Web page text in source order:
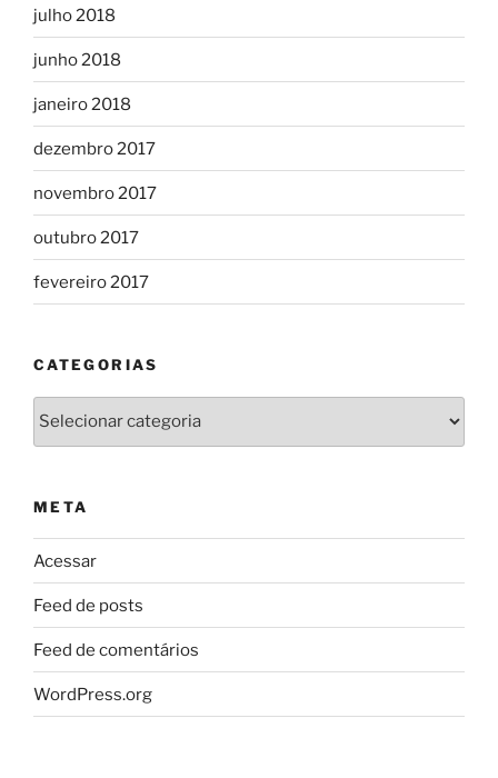
julho 2018
junho 2018
janeiro 2018
dezembro 2017
novembro 2017
outubro 2017
fevereiro 2017
CATEGORIAS
Categorias
META
Acessar
Feed de posts
Feed de comentários
WordPress.org